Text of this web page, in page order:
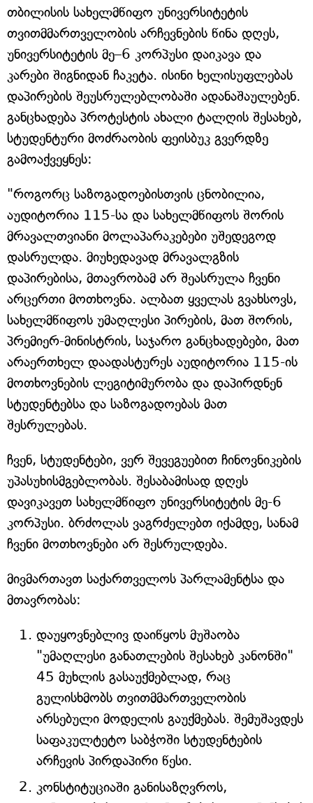
თბილისის სახელმწიფო უნივერსიტეტის
თვითმმართველობის არჩევნების წინა დღეს,
უნივერსიტეტის მე–6 კორპუსი დაიკავა და
კარები შიგნიდან ჩაკეტა. ისინი ხელისუფლებას
დაპირების შეუსრულებლობაში ადანაშაულებენ.
განცხადება პროტესტის ახალი ტალღის შესახებ,
სტუდენტური მოძრაობის ფეისბუკ გვერდზე
გამოაქვეყნეს:
"როგორც საზოგადოებისთვის ცნობილია,
აუდიტორია 115-სა და სახელმწიფოს შორის
მრავალთვიანი მოლაპარაკებები უშედეგოდ
დასრულდა. მიუხედავად მრავალგზის
დაპირებისა, მთავრობამ არ შეასრულა ჩვენი
არცერთი მოთხოვნა. ალბათ ყველას გვახსოვს,
სახელმწიფოს უმაღლესი პირების, მათ შორის,
პრემიერ-მინისტრის, საჯარო განცხადებები, მათ
არაერთხელ დაადასტურეს აუდიტორია 115-ის
მოთხოვნების ლეგიტიმურობა და დაპირდნენ
სტუდენტებსა და საზოგადოებას მათ
შესრულებას.
ჩვენ, სტუდენტები, ვერ შევეგუებით ჩინოვნიკების
უპასუხისმგებლობას. შესაბამისად დღეს
დავიკავეთ სახელმწიფო უნივერსიტეტის მე-6
კორპუსი. ბრძოლას ვაგრძელებთ იქამდე, სანამ
ჩვენი მოთხოვნები არ შესრულდება.
მივმართავთ საქართველოს პარლამენტსა და
მთავრობას:
დაუყოვნებლივ დაიწყოს მუშაობა
"უმაღლესი განათლების შესახებ კანონში"
45 მუხლის გასაუქმებლად, რაც
გულისხმობს თვითმმართველობის
არსებული მოდელის გაუქმებას. შემუშავდეს
საფაკულტეტო საბჭოში სტუდენტების
არჩევის პირდაპირი წესი.
კონსტიტუციაში განისაზღვროს,